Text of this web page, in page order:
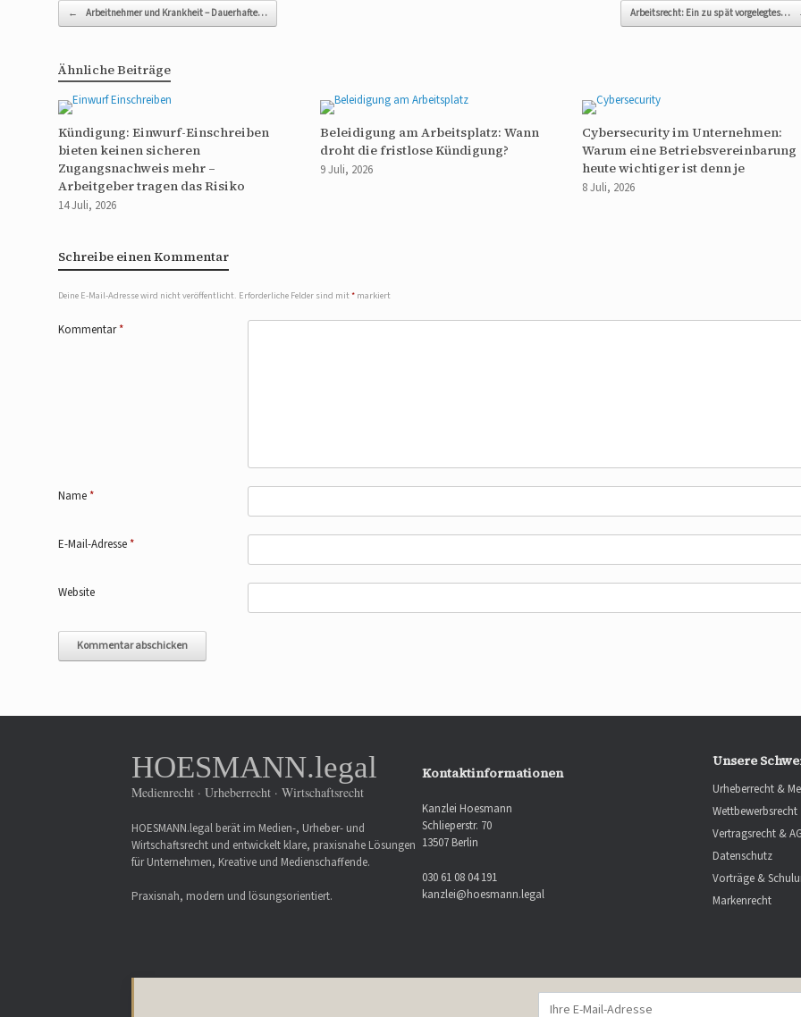
Beitragsnavigation
← Arbeitnehmer und Krankheit – Dauerhafte… Arbeitsrecht: Ein zu spät vorgelegtes…
Ähnliche Beiträge
Kündigung: Einwurf-Einschreiben
bieten keinen sicheren
Zugangsnachweis mehr –
Arbeitgeber tragen das Risiko
14 Juli, 2026
Beleidigung am Arbeitsplatz: Wann
droht die fristlose Kündigung?
9 Juli, 2026
Cybersecurity im Unternehmen:
Warum eine Betriebsvereinbarung
heute wichtiger ist denn je
8 Juli, 2026
Schreibe einen Kommentar
Deine E-Mail-Adresse wird nicht veröffentlicht. Erforderliche Felder sind mit* markiert
Kommentar*
Name*
E-Mail-Adresse*
Website
HOESMANN.legal
Medienrecht · Urheberrecht · Wirtschaftsrecht
HOESMANN.legal berät im Medien-, Urheber- und
Wirtschaftsrecht und entwickelt klare, praxisnahe Lösungen
für Unternehmen, Kreative und Medienschaffende.
Praxisnah, modern und lösungsorientiert.
Kontaktinformationen
Kanzlei Hoesmann
Schlieperstr. 70
13507 Berlin
030 61 08 04 191
kanzlei@hoesmann.legal
Unsere
Urheberrecht &
Wettbewerbsrecht
Vertragsrecht &
Datenschutz
Vorträge &
Markenrecht